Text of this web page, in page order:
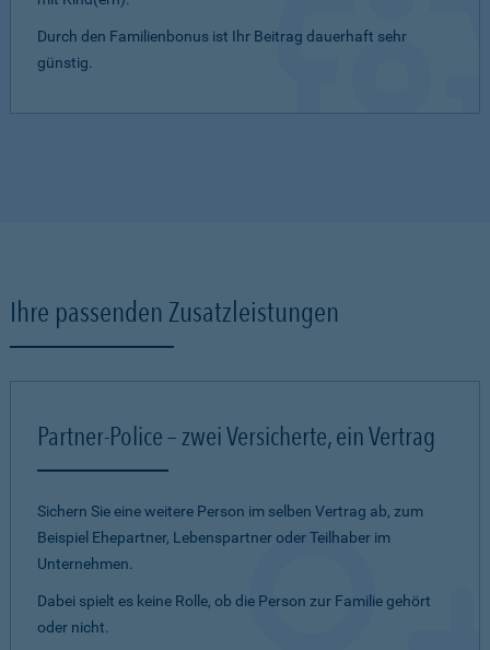
Durch den Familienbonus ist Ihr Beitrag dauerhaft sehr
günstig.
Ihre passenden Zusatzleistungen
Partner-Police – zwei Versicherte, ein Vertrag
Sichern Sie eine weitere Person im selben Vertrag ab, zum
Beispiel Ehepartner, Lebenspartner oder Teilhaber im
Unternehmen.
Dabei spielt es keine Rolle, ob die Person zur Familie gehört
oder nicht.